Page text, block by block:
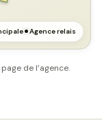
Agence relais
de l’agence.